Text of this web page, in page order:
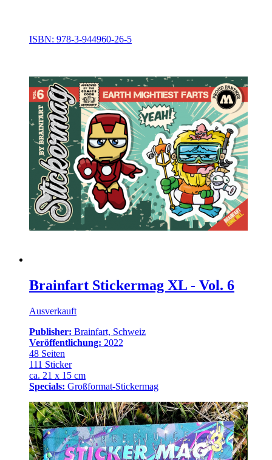
ISBN: 978-3-944960-26-5
Brainfart Stickermag XL - Vol. 6
Ausverkauft
Publisher: Brainfart, Schweiz
Veröffentlichung: 2022
48 Seiten
111 Sticker
ca. 21 x 15 cm
Specials: Großformat-Stickermag